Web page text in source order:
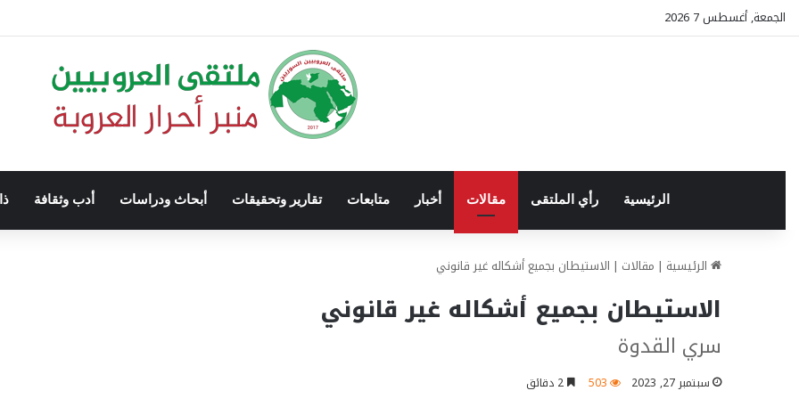
الجمعة, أغسطس 7 2026
الرئيسية رأي الملتقى مقالات أخبار متابعات تقارير وتحقيقات أبحاث ودراسات أدب وثقافة
الرئيسية | مقالات | الاستيطان بجميع أشكاله غير قانوني
الاستيطان بجميع أشكاله غير قانوني
سري القدوة
سبتمبر 27, 2023 503